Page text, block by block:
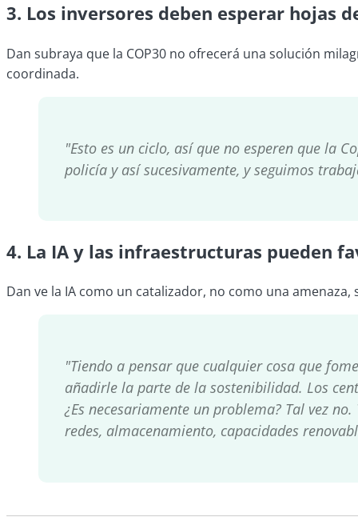
3. Los inversores deben esperar hojas
Dan subraya que la COP30 no ofrecerá una solución
coordinada.
"Esto es un ciclo, así que no esperen que la
policía y así sucesivamente, y seguimos
4. La IA y las infraestructuras pueden
Dan ve la IA como un catalizador, no como una
"Tiendo a pensar que cualquier cosa que
añadirle la parte de la sostenibilidad. Los
¿Es necesariamente un problema? Tal vez
redes, almacenamiento, capacidades